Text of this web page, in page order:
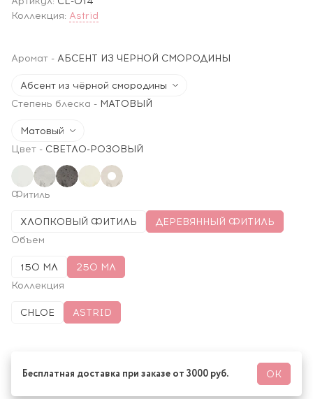
Коллекция: Astrid
Аромат - AБСЕНТ ИЗ ЧЁРНОЙ СМОРОДИНЫ
Aбсент из чёрной смородины
Степень блеска - МАТОВЫЙ
Матовый
Цвет - СВЕТЛО-РОЗОВЫЙ
Фитиль
ХЛОПКОВЫЙ ФИТИЛЬ
ДЕРЕВЯННЫЙ ФИТИЛЬ
Объем
150 МЛ
250 МЛ
Коллекция
CHLOE ASTRID
Бесплатная доставка при заказе от 3000 руб. ОК